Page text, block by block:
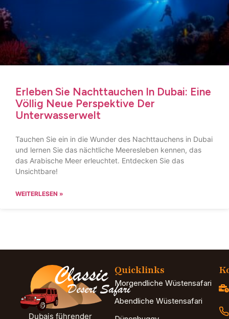
Erleben Sie Nachttauchen In Dubai: Eine
Völlig Neue Perspektive Der
Unterwasserwelt
Tauchen Sie ein in die Wunder des Nachttauchens in Dubai
und lernen Sie das nächtliche Meeresleben kennen, das
das Arabische Meer erleuchtet. Entdecken Sie das
Unsichtbare!
WEITERLESEN »
Dubais führender
Quicklinks
Morgendliche Wüstensafari
Abendliche Wüstensafari